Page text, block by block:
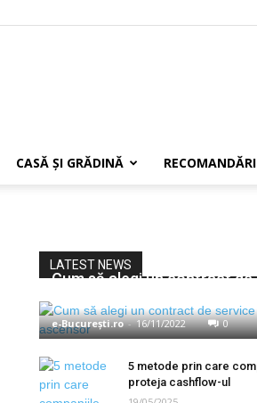
CASĂ ȘI GRĂDINĂ RECOMANDĂRI
LATEST NEWS
Cum să alegi un contract
pentru ascensor
e-București.ro - 16/11/2022 0
5 metode prin care
proteja cashflow-ul